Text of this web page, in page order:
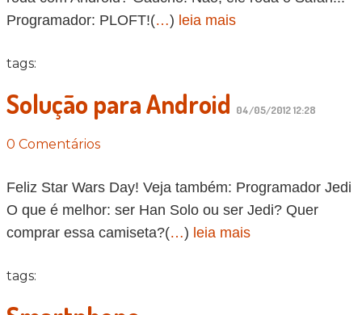
Programador: PLOFT!(…) leia mais
tags:
Solução para Android 04/05/2012 12:28
0 Comentários
Feliz Star Wars Day! Veja também: Programador Jedi
O que é melhor: ser Han Solo ou ser Jedi? Quer
comprar essa camiseta?(…) leia mais
tags: